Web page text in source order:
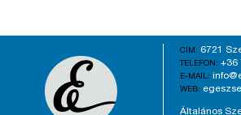
CÍM: 6721
TELEFON: +36
E-MAIL:
WEB:
Általános